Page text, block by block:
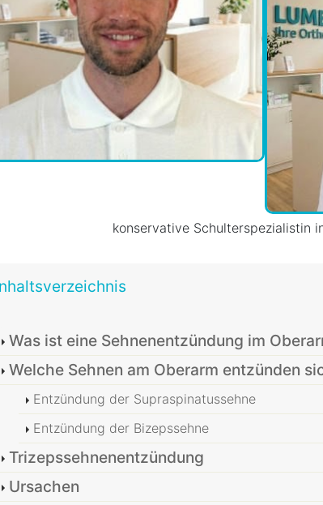
konservative Schulterspezialistin
Was ist eine Sehnenentzündung im
Welche Sehnen am Oberarm entzünden
Entzündung der Supraspinatussehne
Entzündung der Bizepssehne
Trizepssehnenentzündung
Ursachen